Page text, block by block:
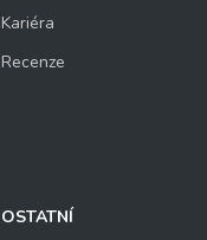
Kariéra
Recenze
OSTATNÍ